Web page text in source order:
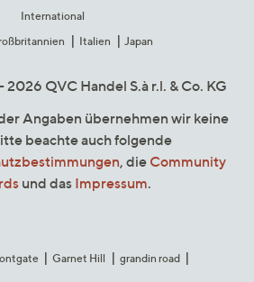
International
Italien Japan
QVC Handel S.à r.l. & Co. KG
Angaben übernehmen wir keine
beachte auch folgende
, die Community
und das Impressum.
Garnet Hill
grandin road